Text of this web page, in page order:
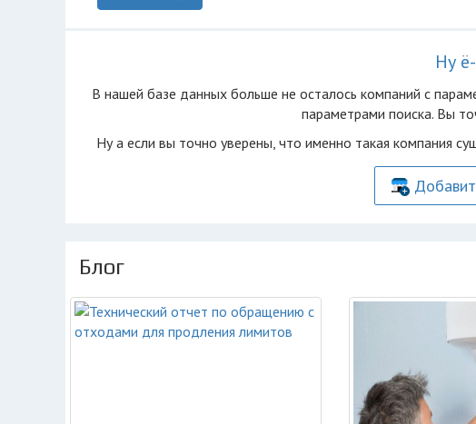
Ну
В нашей базе данных больше не осталоcь компаний с
параметрами поиска. Вы
Ну а если вы точно уверены, что именно такая компания
Блог